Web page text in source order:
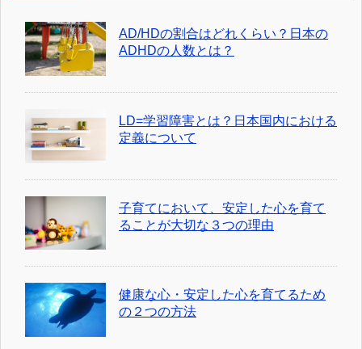
AD/HDの割合はどれくらい？日本の
ADHDの人数とは？
LD=学習障害とは？日本国内における
定義について
子育てにおいて、安定した心を育て
ることが大切な３つの理由
健康な心・安定した心を育てるため
の２つの方法